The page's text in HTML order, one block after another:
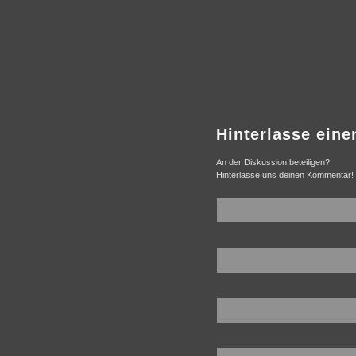
Hinterlasse
An der Diskussion beteiligen?
Hinterlasse uns deinen Kommentar!